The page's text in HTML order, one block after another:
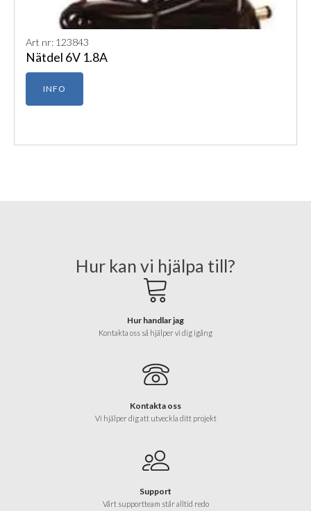
Art nr: 123843
Nätdel 6V 1.8A
INFO
Hur kan vi hjälpa till?
Hur handlar jag
Kontakta oss så hjälper vi dig igång
Kontakta oss
Vi hjälper dig att utveckla ditt projekt
Support
Vårt supportteam står alltid redo